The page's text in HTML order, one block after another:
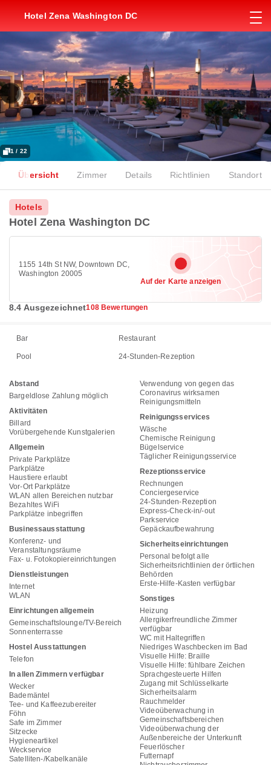
Hotel Zena Washington DC
1 / 22
Übersicht Zimmer Details Richtlinien Standort
Hotels
Hotel Zena Washington DC
1155 14th St NW, Downtown DC,
Washington 20005
Auf der Karte anzeigen
8.4 Ausgezeichnet108 Bewertungen
Bar Restaurant
Pool 24-Stunden-Rezeption
Abstand
Bargeldlose Zahlung möglich
Aktivitäten
Billard
Vorübergehende Kunstgalerien
Allgemein
Private Parkplätze
Parkplätze
Haustiere erlaubt
Vor-Ort Parkplätze
WLAN allen Bereichen nutzbar
Bezahltes WiFi
Parkplätze inbegriffen
Businessausstattung
Konferenz- und
Veranstaltungsräume
Fax- u. Fotokopiereinrichtungen
Dienstleistungen
Internet
WLAN
Einrichtungen allgemein
Gemeinschaftslounge/TV-Bereich
Sonnenterrasse
Hostel Ausstattungen
Telefon
In allen Zimmern verfügbar
Wecker
Bademäntel
Tee- und Kaffeezubereiter
Föhn
Safe im Zimmer
Sitzecke
Hygieneartikel
Weckservice
Satelliten-/Kabelkanäle
Verwendung von gegen das
Coronavirus wirksamen
Reinigungsmitteln
Reinigungsservices
Wäsche
Chemische Reinigung
Bügelservice
Täglicher Reinigungsservice
Rezeptionsservice
Rechnungen
Conciergeservice
24-Stunden-Rezeption
Express-Check-in/-out
Parkservice
Gepäckaufbewahrung
Sicherheitseinrichtungen
Personal befolgt alle
Sicherheitsrichtlinien der örtlichen
Behörden
Erste-Hilfe-Kasten verfügbar
Sonstiges
Heizung
Allergikerfreundliche Zimmer
verfügbar
WC mit Haltegriffen
Niedriges Waschbecken im Bad
Visuelle Hilfe: Braille
Visuelle Hilfe: fühlbare Zeichen
Sprachgesteuerte Hilfen
Zugang mit Schlüsselkarte
Sicherheitsalarm
Rauchmelder
Videoüberwachung in
Gemeinschaftsbereichen
Videoüberwachung der
Außenbereiche der Unterkunft
Feuerlöscher
Futternapf